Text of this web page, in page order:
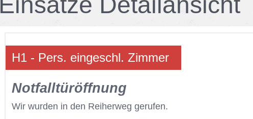
H1 - Pers. ein­ge­schl. Zim­mer
Not­fall­tür­öff­nung
Wir wur­den in den Rei­her­weg ge­ru­fen.